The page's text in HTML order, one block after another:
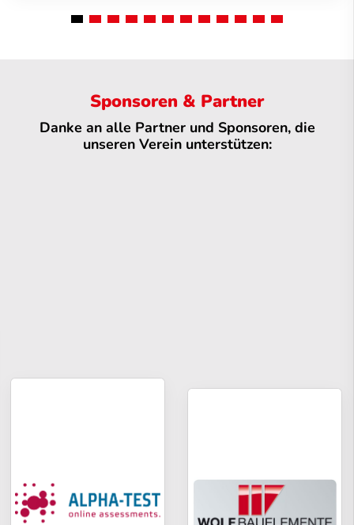
Sponsoren & Partner
Danke an alle Partner und Sponsoren, die
unseren Verein unterstützen: